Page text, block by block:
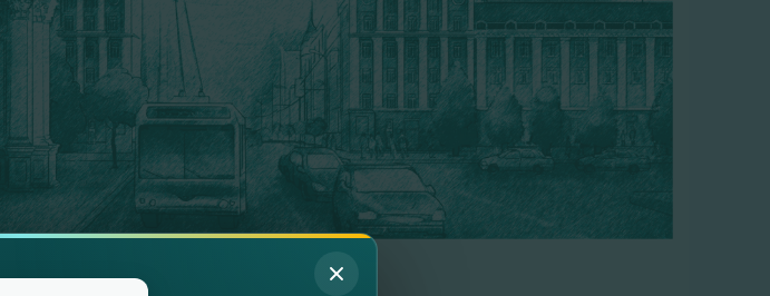
2026 2025 2024 2021